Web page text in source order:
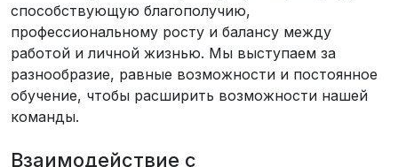
способствующую благополучию,
профессиональному росту и балансу между
работой и личной жизнью. Мы выступаем за
разнообразие, равные возможности и постоянное
обучение, чтобы расширить возможности нашей
команды.
Взаимодействие с